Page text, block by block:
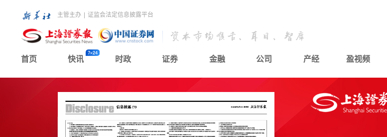
主管主办 证监会法定信息披露平台
首页 快讯 时政 证券 金融 公司 产经 盈视频